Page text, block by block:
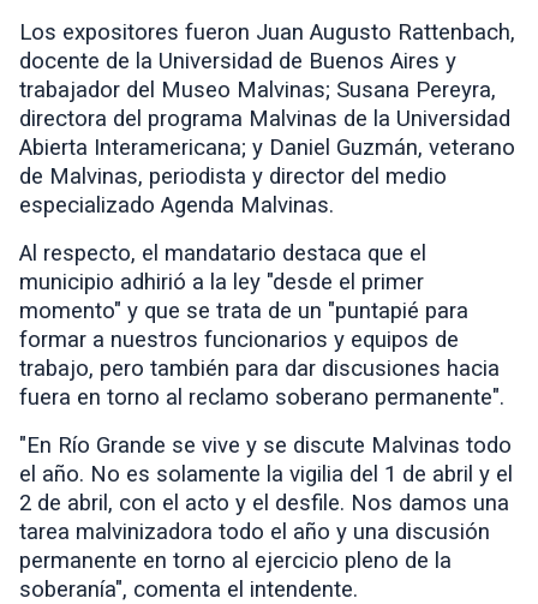
Los expositores fueron Juan Augusto Rattenbach,
docente de la Universidad de Buenos Aires y
trabajador del Museo Malvinas; Susana Pereyra,
directora del programa Malvinas de la Universidad
Abierta Interamericana; y Daniel Guzmán, veterano
de Malvinas, periodista y director del medio
especializado Agenda Malvinas.
Al respecto, el mandatario destaca que el
municipio adhirió a la ley "desde el primer
momento" y que se trata de un "puntapié para
formar a nuestros funcionarios y equipos de
trabajo, pero también para dar discusiones hacia
fuera en torno al reclamo soberano permanente".
"En Río Grande se vive y se discute Malvinas todo
el año. No es solamente la vigilia del 1 de abril y el
2 de abril, con el acto y el desfile. Nos damos una
tarea malvinizadora todo el año y una discusión
permanente en torno al ejercicio pleno de la
soberanía", comenta el intendente.